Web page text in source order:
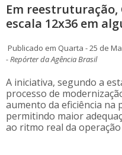
Em
escala 12x36 em
Publicado em Quarta - 25 de
- Repórter da Agência Brasil
A iniciativa, segundo a
processo de
aumento da eficiência na
permitindo maior
ao ritmo real da